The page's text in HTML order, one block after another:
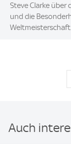
Steve Clarke über
und die
Weltmeisterschaft.
Auch